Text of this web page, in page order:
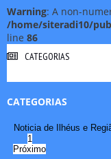
Warning: A non-
/home/siteradi10/
line 86
CATEGORIAS
CATEGORIAS
Noticia de Ilhéus e
1
Próximo